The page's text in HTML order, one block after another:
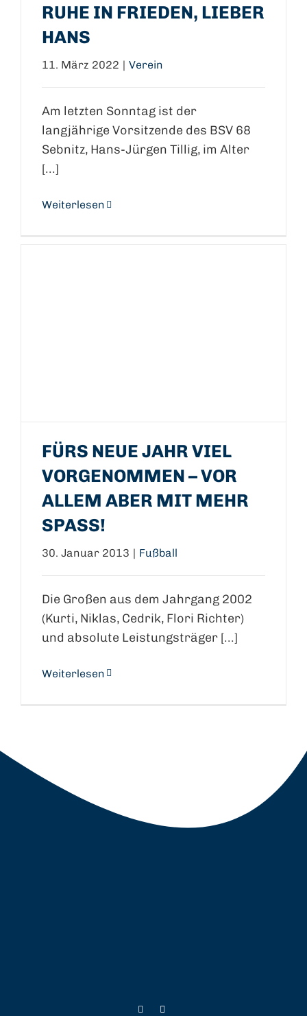
RUHE IN FRIEDEN, LIEBER
HANS
11. März 2022 | Verein
Am letzten Sonntag ist der
langjährige Vorsitzende des BSV 68
Sebnitz, Hans-Jürgen Tillig, im Alter
[...]
Weiterlesen
FÜRS NEUE JAHR VIEL
VORGENOMMEN – VOR
ALLEM ABER MIT MEHR
SPASS!
30. Januar 2013 | Fußball
Die Großen aus dem Jahrgang 2002
(Kurti, Niklas, Cedrik, Flori Richter)
und absolute Leistungsträger [...]
Weiterlesen